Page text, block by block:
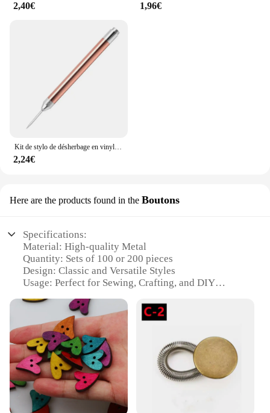
2,40€ 1,96€
Kit de stylo de désherbage en vinyle portable avec lumière LED, outil de désherbage en vinyle, découpeur de projet thermocollant, dissolvant de papier vinyle avec crochets
2,24€
Here are the products found in the Boutons
Specifications:
Material: High-quality Metal
Quantity: Sets of 100 or 200 pieces
Design: Classic and Versatile Styles
Usage: Perfect for Sewing, Crafting, and DIY
Category: Fashion Accessories
Performance: Durable and Reliable
Features:
**Durable and Versatile**
Crafted from premium metal, the MATERIEL
Boutons are designed to withstand the rigors of
frequent use, making them an ideal choice for
sewing enthusiasts and fashion designers alike.